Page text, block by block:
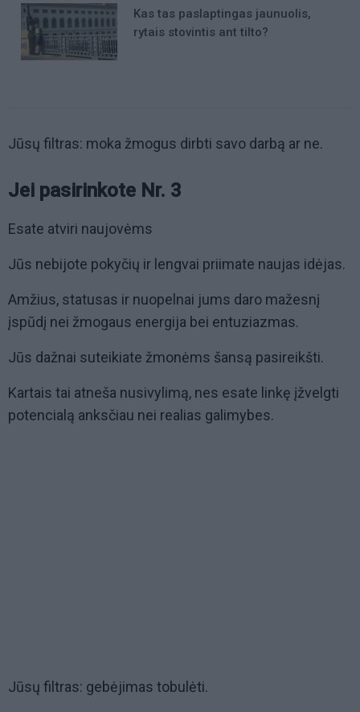
Kas tas paslaptingas jaunuolis,
rytais stovintis ant tilto?
Jūsų filtras: moka žmogus dirbti savo darbą ar ne.
Jei pasirinkote Nr. 3
Esate atviri naujovėms
Jūs nebijote pokyčių ir lengvai priimate naujas idėjas.
Amžius, statusas ir nuopelnai jums daro mažesnį
įspūdį nei žmogaus energija bei entuziazmas.
Jūs dažnai suteikiate žmonėms šansą pasireikšti.
Kartais tai atneša nusivylimą, nes esate linkę įžvelgti
potencialą anksčiau nei realias galimybes.
Jūsų filtras: gebėjimas tobulėti.